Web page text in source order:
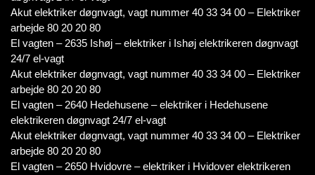
Akut elektriker døgnvagt, vagt nummer 40 33 34 00 – Elektriker
arbejde 80 20 20 80
El vagten – 2635 Ishøj – elektriker i Ishøj elektrikeren døgnvagt
24/7 el-vagt
Akut elektriker døgnvagt, vagt nummer 40 33 34 00 – Elektriker
arbejde 80 20 20 80
El vagten – 2640 Hedehusene – elektriker i Hedehusene
elektrikeren døgnvagt 24/7 el-vagt
Akut elektriker døgnvagt, vagt nummer 40 33 34 00 – Elektriker
arbejde 80 20 20 80
El vagten – 2650 Hvidovre – elektriker i Hvidover elektrikeren